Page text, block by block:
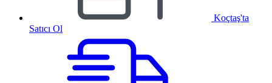
Koçtaş'ta
Satıcı Ol